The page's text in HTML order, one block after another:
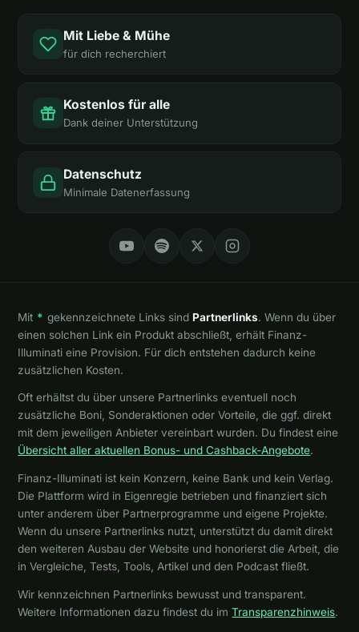
Mit Liebe & Mühe
für dich recherchiert
Kostenlos für alle
Dank deiner Unterstützung
Datenschutz
Minimale Datenerfassung
Mit * gekennzeichnete Links sind Partnerlinks. Wenn du über
einen solchen Link ein Produkt abschließt, erhält Finanz-
Illuminati eine Provision. Für dich entstehen dadurch keine
zusätzlichen Kosten.
Oft erhältst du über unsere Partnerlinks eventuell noch
zusätzliche Boni, Sonderaktionen oder Vorteile, die ggf. direkt
mit dem jeweiligen Anbieter vereinbart wurden. Du findest eine
Übersicht aller aktuellen Bonus- und Cashback-Angebote.
Finanz-Illuminati ist kein Konzern, keine Bank und kein Verlag.
Die Plattform wird in Eigenregie betrieben und finanziert sich
unter anderem über Partnerprogramme und eigene Projekte.
Wenn du unsere Partnerlinks nutzt, unterstützt du damit direkt
den weiteren Ausbau der Website und honorierst die Arbeit, die
in Vergleiche, Tests, Tools, Artikel und den Podcast fließt.
Wir kennzeichnen Partnerlinks bewusst und transparent.
Weitere Informationen dazu findest du imTransparenzhinweis.